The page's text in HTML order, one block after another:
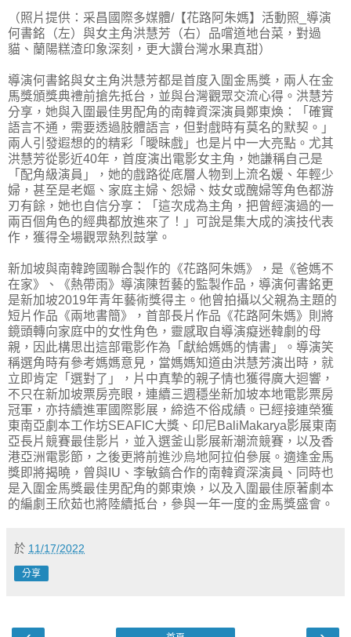
（照片提供：采昌國際多媒體/【花路阿朱媽】活動照_導演
何書銘（左）與女主角洪慧芳（右）品嚐道地台菜，對過
貓、蘭陽糕渣印象深刻，更大讚台灣水果真甜）
導演何書銘與女主角洪慧芳都是首度入圍金馬獎，兩人在金
馬獎頒獎典禮前搶先抵台，並與台灣觀眾交流心得。洪慧芳
分享，她與入圍最佳男配角的南韓資深演員鄭東煥：「確實
語言不通，需要透過肢體語言，但對戲時有莫名的默契。」
兩人引發遐想的的精彩「曖昧戲」也是片中一大亮點。尤其
洪慧芳從影近40年，首度演出電影女主角，她謙稱自己是
「配角級演員」，她的戲路從底層人物到上流名媛、年輕少
婦，甚至是老嫗、家庭主婦、怨婦、妓女或醜婦等角色都游
刃有餘，她也自信分享：「這次成為主角，把曾經演過的一
兩百個角色的經典都放進來了！」可說是集大成的演技代表
作，獲得全場觀眾熱烈鼓掌。
新加坡與南韓跨國聯合製作的《花路阿朱媽》，是《爸媽不
在家》、《熱帶雨》導演陳哲藝的監製作品，導演何書銘更
是新加坡2019年青年藝術獎得主。他曾拍攝以父親為主題的
短片作品《兩地書簡》，首部長片作品《花路阿朱媽》則將
鏡頭轉向家庭中的女性角色，靈感取自導演癡迷韓劇的母
親，因此構思出這部電影作為「獻給媽媽的情書」。導演笑
稱選角時有參考媽媽意見，當媽媽知道由洪慧芳演出時，就
立即肯定「選對了」，片中真摯的親子情也獲得廣大迴響，
不只在新加坡票房亮眼，連續三週穩坐新加坡本地電影票房
冠軍，亦持續進軍國際影展，締造不俗成績。已經接連榮獲
東南亞劇本工作坊SEAFIC大獎、印尼BaliMakarya影展東南
亞長片競賽最佳影片，並入選釜山影展新潮流競賽，以及香
港亞洲電影節，之後更將前進沙烏地阿拉伯參展。適逢金馬
獎即將揭曉，曾與IU、李敏鎬合作的南韓資深演員、同時也
是入圍金馬獎最佳男配角的鄭東煥，以及入圍最佳原著劇本
的編劇王欣茹也將陸續抵台，參與一年一度的金馬獎盛會。
於 11/17/2022
分享